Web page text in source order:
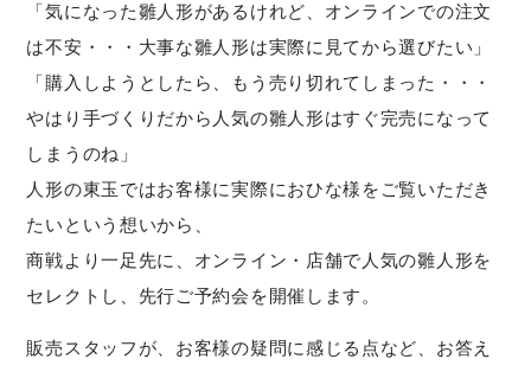
「気になった雛人形があるけれど、オンラインでの注文
は不安・・・大事な雛人形は実際に見てから選びたい」
「購入しようとしたら、もう売り切れてしまった・・・
やはり手づくりだから人気の雛人形はすぐ完売になって
しまうのね」
人形の東玉ではお客様に実際におひな様をご覧いただき
たいという想いから、
商戦より一足先に、オンライン・店舗で人気の雛人形を
セレクトし、先行ご予約会を開催します。
販売スタッフが、お客様の疑問に感じる点など、お答え